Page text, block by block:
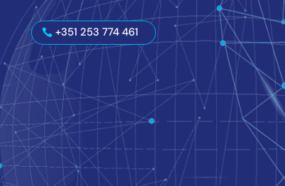
+351 253 774 461